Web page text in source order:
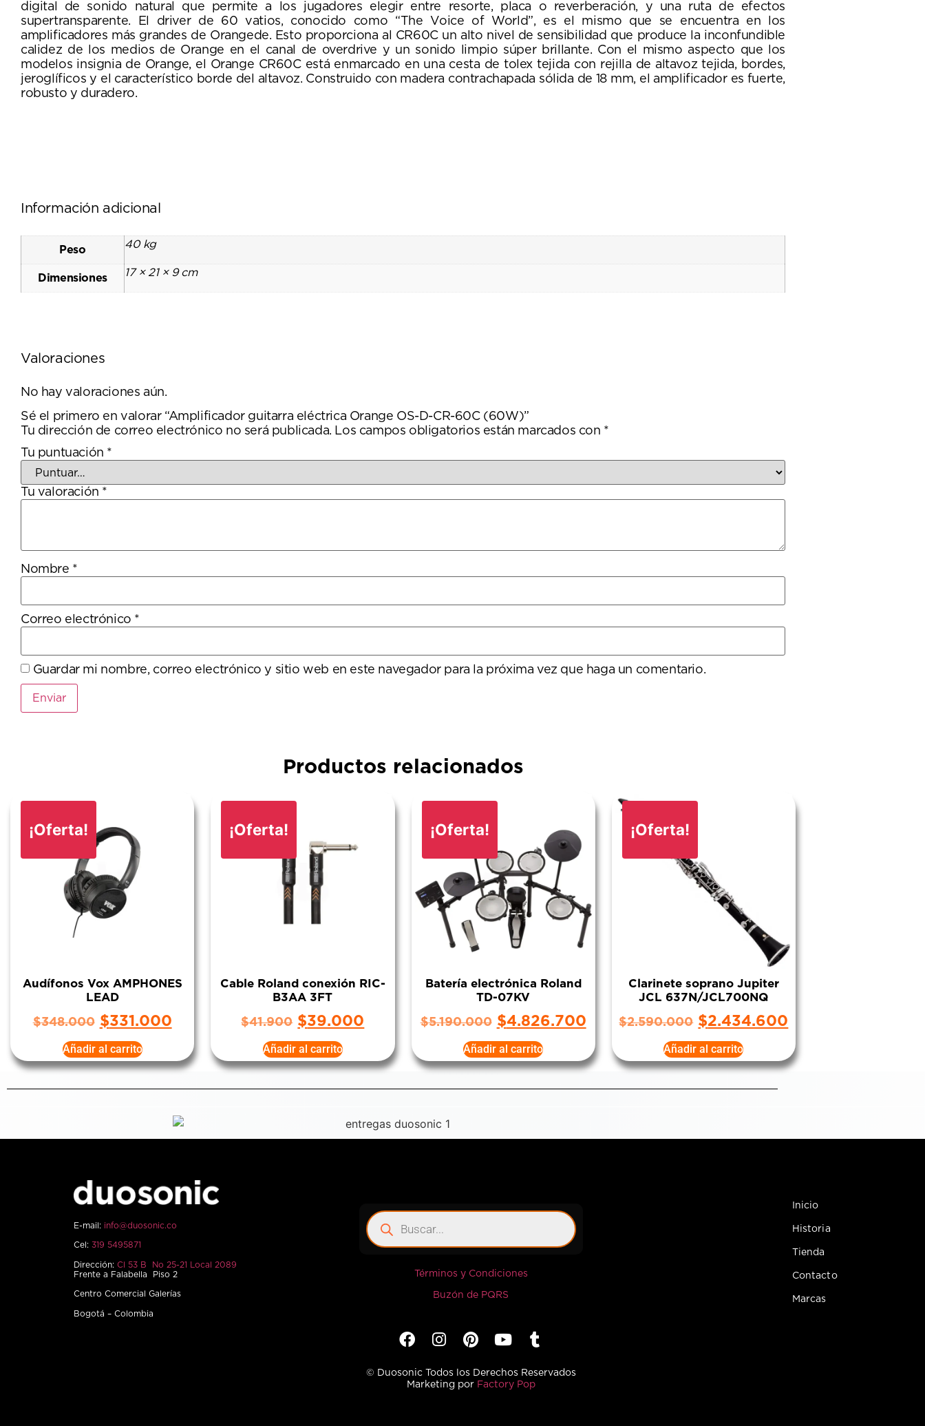
digital de sonido natural que permite a los jugadores elegir entre resorte, placa o reverberación, y una ruta de efectos
supertransparente. El driver de 60 vatios, conocido como “The Voice of World”, es el mismo que se encuentra en los
amplificadores más grandes de Orangede. Esto proporciona al CR60C un alto nivel de sensibilidad que produce la inconfundible
calidez de los medios de Orange en el canal de overdrive y un sonido limpio súper brillante. Con el mismo aspecto que los
modelos insignia de Orange, el Orange CR60C está enmarcado en una cesta de tolex tejida con rejilla de altavoz tejida, bordes,
jeroglíficos y el característico borde del altavoz. Construido con madera contrachapada sólida de 18 mm, el amplificador es fuerte,
robusto y duradero.
Información adicional
Peso 40 kg
Dimensiones 17 × 21 × 9 cm
Valoraciones
No hay valoraciones aún.
Sé el primero en valorar “Amplificador guitarra eléctrica Orange OS-D-CR-60C (60W)”
Tu dirección de correo electrónico no será publicada. Los campos obligatorios están marcados con *
Tu puntuación *
Tu valoración *
Nombre *
Correo electrónico *
Guardar mi nombre, correo electrónico y sitio web en este navegador para la próxima vez que haga un comentario.
Productos relacionados
¡Oferta!
Audífonos Vox AMPHONES
LEAD
$348.000 $331.000
Añadir al carrito
¡Oferta!
Cable Roland conexión RIC-
B3AA 3FT
$41.900 $39.000
Añadir al carrito
¡Oferta!
Batería electrónica Roland
TD-07KV
$5.190.000 $4.826.700
Añadir al carrito
¡Oferta!
Clarinete soprano Jupiter
JCL 637N/JCL700NQ
$2.590.000 $2.434.600
Añadir al carrito
E-mail: info@duosonic.co
Cel: 319 5495871
Dirección: Cl 53 B No 25-21 Local 2089
Frente a Falabella Piso 2
Centro Comercial Galerías
Bogotá – Colombia
Términos y Condiciones
Buzón de PQRS
© Duosonic Todos los Derechos Reservados
Marketing por Factory Pop
Inicio
Historia
Tienda
Contacto
Marcas